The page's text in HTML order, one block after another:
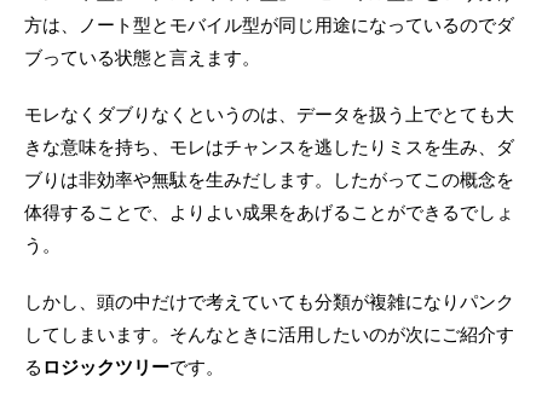
方は、ノート型とモバイル型が同じ用途になっているのでダ
ブっている状態と言えます。
モレなくダブりなくというのは、データを扱う上でとても大
きな意味を持ち、モレはチャンスを逃したりミスを生み、ダ
ブりは非効率や無駄を生みだします。したがってこの概念を
体得することで、よりよい成果をあげることができるでしょ
う。
しかし、頭の中だけで考えていても分類が複雑になりパンク
してしまいます。そんなときに活用したいのが次にご紹介す
る ロジックツリーです。